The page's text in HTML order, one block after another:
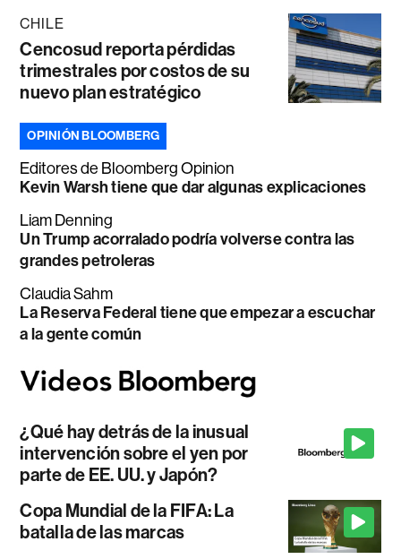
CHILE
Cencosud reporta pérdidas
trimestrales por costos de su
nuevo plan estratégico
OPINIÓN BLOOMBERG
Editores de Bloomberg Opinion
Kevin Warsh tiene que dar algunas explicaciones
Liam Denning
Un Trump acorralado podría volverse contra las
grandes petroleras
Claudia Sahm
La Reserva Federal tiene que empezar a escuchar
a la gente común
¿Qué hay detrás de la inusual
intervención sobre el yen por
parte de EE. UU. y Japón?
Copa Mundial de la FIFA: La
batalla de las marcas